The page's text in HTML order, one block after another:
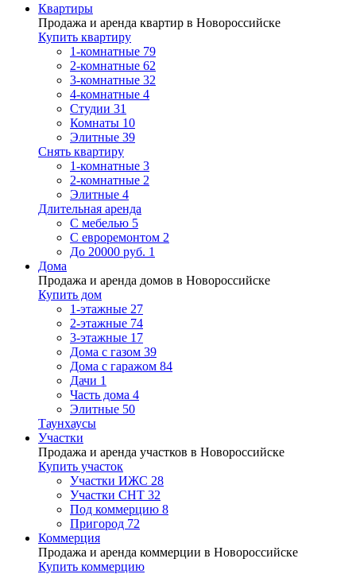
Квартиры
Продажа и аренда квартир в Новороссийске
Купить квартиру
1-комнатные 79
2-комнатные 62
3-комнатные 32
4-комнатные 4
Студии 31
Комнаты 10
Элитные 39
Снять квартиру
1-комнатные 3
2-комнатные 2
Элитные 4
Длительная аренда
С мебелью 5
С евроремонтом 2
До 20000 руб. 1
Дома
Продажа и аренда домов в Новороссийске
Купить дом
1-этажные 27
2-этажные 74
3-этажные 17
Дома с газом 39
Дома с гаражом 84
Дачи 1
Часть дома 4
Элитные 50
Таунхаусы
Участки
Продажа и аренда участков в Новороссийске
Купить участок
Участки ИЖС 28
Участки СНТ 32
Под коммерцию 8
Пригород 72
Коммерция
Продажа и аренда коммерции в Новороссийске
Купить коммерцию